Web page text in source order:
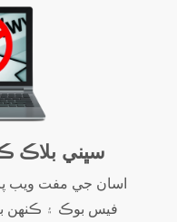
سڀني بلاڪ
اسان جي مفت ويب
فيس بوڪ ۽ ڪنهن